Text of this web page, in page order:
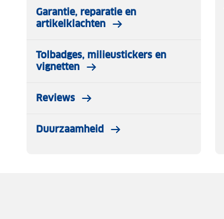
Garantie, reparatie en
artikelklachten
Tolbadges, milieustickers en
vignetten
Reviews
Duurzaamheid